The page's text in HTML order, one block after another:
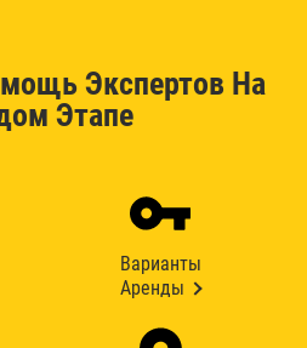
Экспертов На
Этапе
Варианты
Аренды